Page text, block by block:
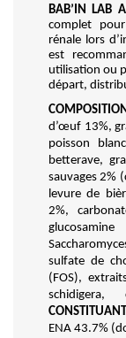
BAB’IN LAB
complet
rénale lors
est
utilisation ou
départ,
d’œuf 13%,
poisson
betterave,
sauvages 2%
levure de
2%,
sulfate de
(FOS),
ENA 43.7%